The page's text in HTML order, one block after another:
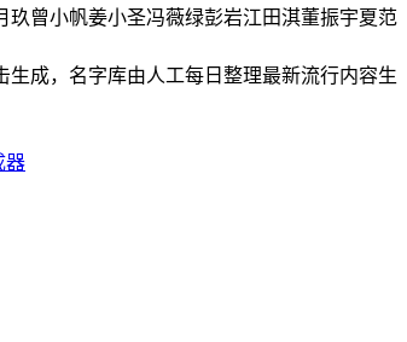
玖 曾小帆姜小圣冯薇绿彭岩江田淇董振宇夏范
成，名字库由人工每日整理最新流行内容生
器